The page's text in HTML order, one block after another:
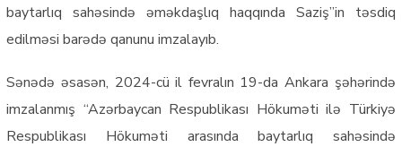
baytarlıq sahəsində əməkdaşlıq haqqında Saziş”in təsdiq
edilməsi barədə qanunu imzalayıb.
Sənədə əsasən, 2024-cü il fevralın 19-da Ankara şəhərində
imzalanmış “Azərbaycan Respublikası Hökuməti ilə Türkiyə
Respublikası Hökuməti arasında baytarlıq sahəsində